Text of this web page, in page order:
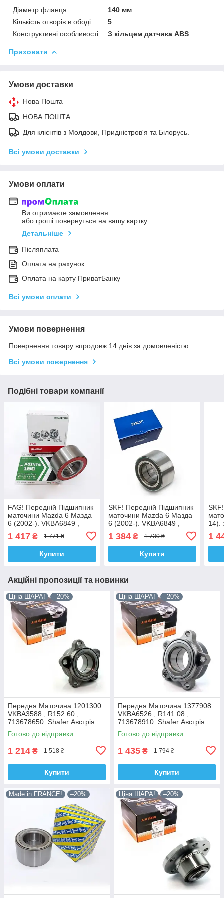
Діаметр фланця
140 мм
Кількість отворів в ободі
5
Конструктивні особливості
З кільцем датчика ABS
Приховати
Умови доставки
Нова Пошта
НОВА ПОШТА
Для клієнтів з Молдови, Придністров'я та Білорусь.
Всі умови доставки
Умови оплати
Ви отримаєте замовлення
або гроші повернуться на вашу картку
Детальніше
Післяплата
Оплата на рахунок
Оплата на карту ПриватБанку
Всі умови оплати
Умови повернення
Повернення товару впродовж 14 днів за домовленістю
Всі умови повернення
Подібні товари компанії
FAG! Передній Підшипник
маточини Mazda 6 Мазда
6 (2002-). VKBA6849 ,
Німеччина!
1 417 ₴ 1 771 ₴
Купити
SKF! Передній Підшипник
маточини Mazda 6 Мазда
6 (2002-). VKBA6849 ,
Німеччина!
1 384₴ 1 730 ₴
Купити
14).
1
Акційні пропозиції та новинки
Ціна ШАРА! –20%
Передня Маточина 1201300.
VKBA3588 , R152.60 ,
713678650. Shafer Австрія
Готово до відправки
1 214 ₴ 1 518 ₴
Купити
Ціна ШАРА! –20%
Передня Маточина 1377908.
VKBA6526 , R141.08 ,
713678910. Shafer Австрія
Готово до відправки
1 435 ₴ 1 794 ₴
Купити
Made in FRANCE! –20% Ціна ШАРА! –20%